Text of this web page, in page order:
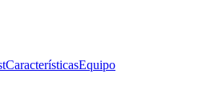
CaracterísticasEquipo